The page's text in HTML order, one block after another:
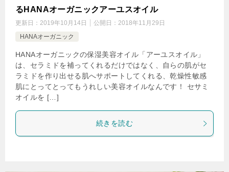
るHANAオーガニックアーユスオイル
更新日： 2019年10月14日 公開日： 2018年11月29日
HANAオーガニック
HANAオーガニックの保湿美容オイル「アーユスオイル」
は、セラミドを補ってくれるだけではなく、自らの肌がセ
ラミドを作り出せる肌へサポートしてくれる、乾燥性敏感
肌にとってとってもうれしい美容オイルなんです！ セサミ
オイルを […]
続きを読む